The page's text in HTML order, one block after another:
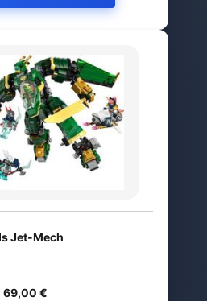
Jet-Mech
69,00 €